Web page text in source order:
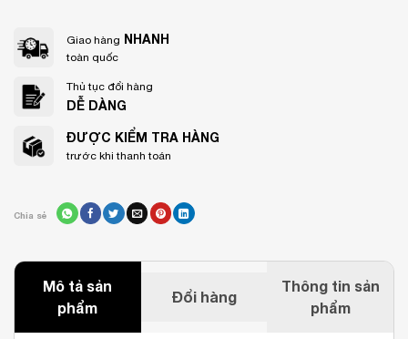
Giao hàng NHANH
toàn quốc
Thủ tục đổi hàng
DỄ DÀNG
ĐƯỢC KIỂM TRA HÀNG
trước khi thanh toán
Chia sẻ
Mô tả sản
phẩm
Đổi hàng
Thông tin sản
phẩm